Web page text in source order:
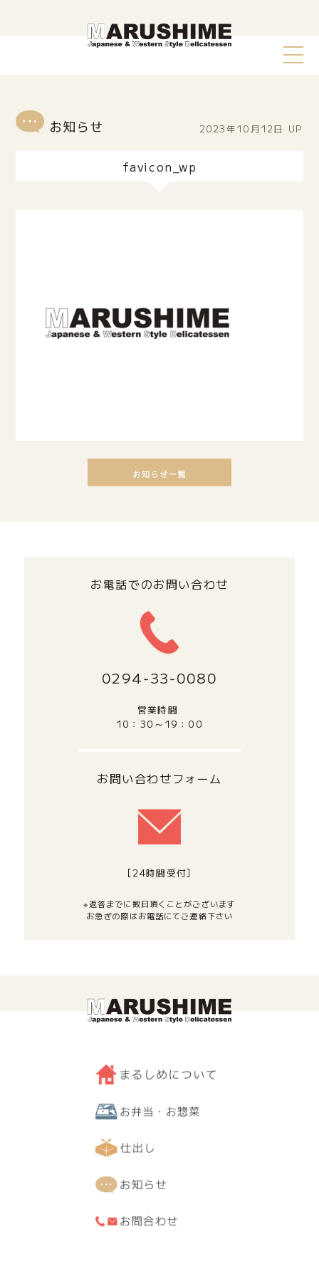
2023年10月12日 UP
favicon_wp
お電話でのお問い合わせ
0294‐33‐0080
営業時間
10：30～19：00
お問い合わせフォーム
[24時間受付]
※返答までに数日頂くことがございます
お急ぎの際はお電話にてご連絡下さい